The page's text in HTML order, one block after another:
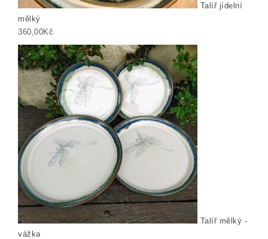
Talíř jídelní
mělký
360,00Kč
Talíř mělký -
vážka